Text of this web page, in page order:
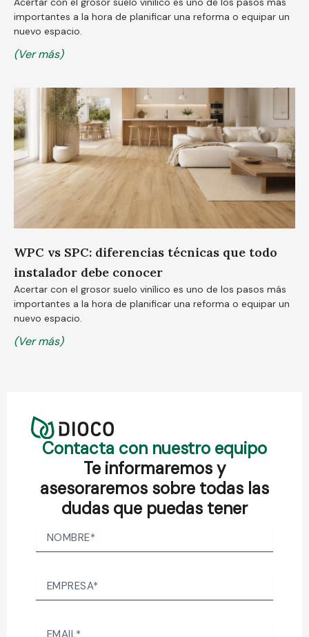
importantes a la hora de planificar una reforma o equipar un
nuevo espacio.
(Ver más)
WPC vs SPC: diferencias técnicas que todo
instalador debe conocer
Acertar con el grosor suelo vinílico es uno de los pasos más
importantes a la hora de planificar una reforma o equipar un
nuevo espacio.
(Ver más)
Contacta con nuestro equipo
Te informaremos y
asesoraremos sobre todas las
dudas que puedas tener